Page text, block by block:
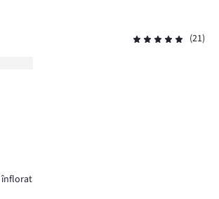
(21)
înflorat